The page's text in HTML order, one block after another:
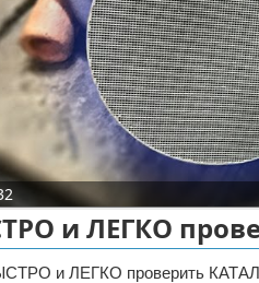
и ремонт
и ЛЕГКО
и ЛЕГКО проверить